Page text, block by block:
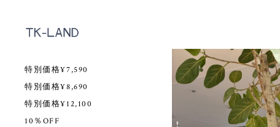
特別価格¥7,590
特別価格¥8,690
特別価格¥12,100
10％OFF